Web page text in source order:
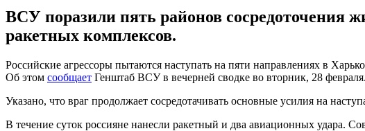
ВСУ поразили пять районов сосредоточения
ракетных комплексов.
Российские агрессоры пытаются наступать на пяти направлениях в
Об этом сообщает Генштаб ВСУ в вечерней сводке во вторник, 28 февраля.
Указано, что враг продолжает сосредотачивать основные усилия на
В течение суток россияне нанесли ракетный и два авиационных удара.